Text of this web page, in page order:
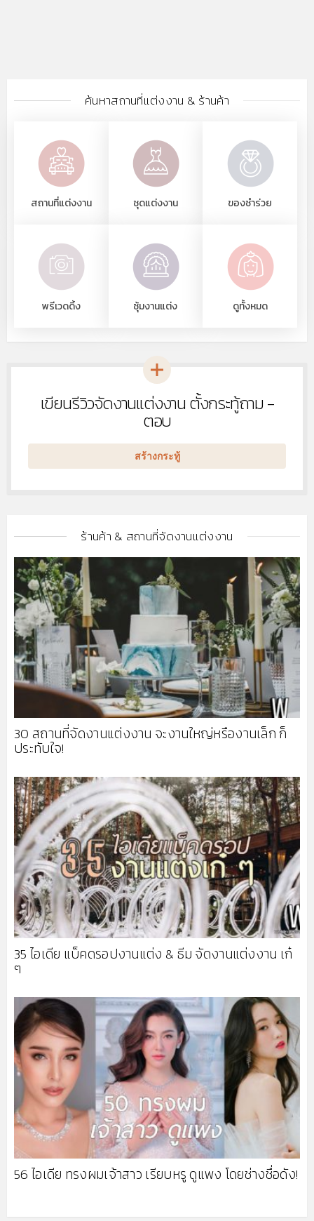
ค้นหาสถานที่แต่งงาน & ร้านค้า
สถานที่แต่งงาน ชุดแต่งงาน ของชำร่วย
พรีเวดดิ้ง ซุ้มงานแต่ง ดูทั้งหมด
หัวข้อ
ใหม่เขียนรีวิวจัดงานแต่งงาน ตั้งกระทู้ถาม -
ตอบ
สร้างกระทู้
ร้านค้า & สถานที่จัดงานแต่งงาน
30 สถานที่จัดงานแต่งงาน จะงานใหญ่หรืองานเล็ก ก็
ประทับใจ!
35 ไอเดีย แบ็คดรอปงานแต่ง & ธีม จัดงานแต่งงาน เก๋
ๆ
56 ไอเดีย ทรงผมเจ้าสาว เรียบหรู ดูแพง โดยช่างชื่อดัง!